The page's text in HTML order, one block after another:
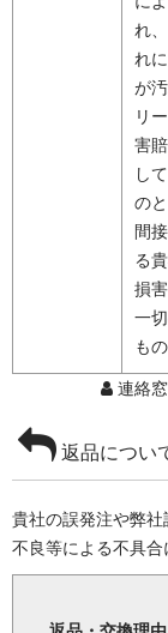
れ
れ
が
リ
害
し
の
間
る
損
一
も
連絡窓
返品につい
貴社の誤発注や弊
不良等による不具合